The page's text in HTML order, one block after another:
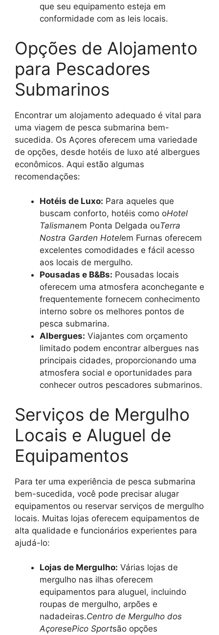
que seu equipamento esteja em
conformidade com as leis locais.
Opções de Alojamento
para Pescadores
Submarinos
Encontrar um alojamento adequado é vital para
uma viagem de pesca submarina bem-
sucedida. Os Açores oferecem uma variedade
de opções, desde hotéis de luxo até albergues
econômicos. Aqui estão algumas
recomendações:
Hotéis de Luxo: Para aqueles que
buscam conforto, hotéis como oHotel
Talismanem Ponta Delgada ouTerra
Nostra Garden Hotelem Furnas oferecem
excelentes comodidades e fácil acesso
aos locais de mergulho.
Pousadas e B&Bs: Pousadas locais
oferecem uma atmosfera aconchegante e
frequentemente fornecem conhecimento
interno sobre os melhores pontos de
pesca submarina.
Albergues: Viajantes com orçamento
limitado podem encontrar albergues nas
principais cidades, proporcionando uma
atmosfera social e oportunidades para
conhecer outros pescadores submarinos.
Serviços de Mergulho
Locais e Aluguel de
Equipamentos
Para ter uma experiência de pesca submarina
bem-sucedida, você pode precisar alugar
equipamentos ou reservar serviços de mergulho
locais. Muitas lojas oferecem equipamentos de
alta qualidade e funcionários experientes para
ajudá-lo:
Lojas de Mergulho: Várias lojas de
mergulho nas ilhas oferecem
equipamentos para aluguel, incluindo
roupas de mergulho, arpões e
nadadeiras.Centro de Mergulho dos
AçoresePico Sportsão opções